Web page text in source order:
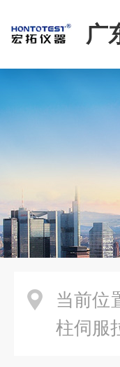
广
当前位
柱伺服